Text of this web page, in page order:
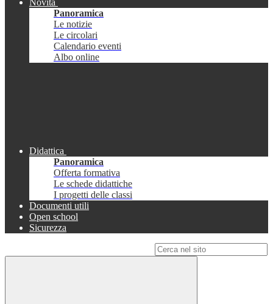
Novità
Panoramica
Le notizie
Le circolari
Calendario eventi
Albo online
Didattica
Panoramica
Offerta formativa
Le schede didattiche
I progetti delle classi
Documenti utili
Open school
Sicurezza